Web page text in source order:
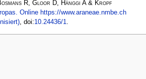
R, Gloor D, Hänggi A & Kropf
Online https://www.araneae.nmbe.ch
, doi:10.24436/1.